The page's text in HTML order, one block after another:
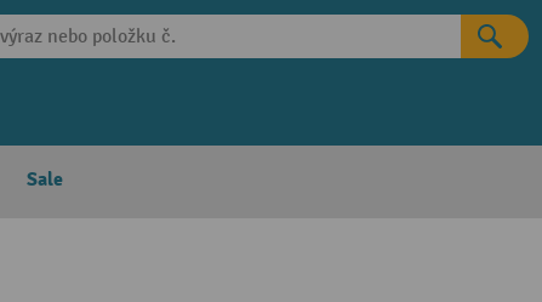
Sale